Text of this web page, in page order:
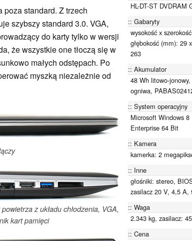
poza standard. Z trzech
szybszy standard 3.0. VGA,
do karty tylko w wersji
że wszystkie one tłoczą się w
małych odstępach. Po
myszką niezależnie od
z układu chłodzenia, VGA,
kart pamięci
HL-DT-ST DVDRAM
Gabaryty
wysokość x
głębokość (mm): 29
263
Akumulator
48 Wh litowo-
ogniwa,
System operacyjny
Microsoft Windows 8
Enterprise 64 Bit
Kamera
kamerka: 2
Inne
głośniki: stereo,
zasilacz 20 V, 4,5 A,
Waga
2.343 kg, zasilacz:
Cena